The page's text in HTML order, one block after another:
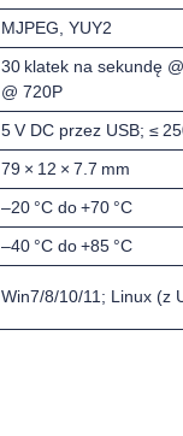
MJPEG, YUY2
30 klatek na sekundę
@ 720P
5 V DC przez USB; ≤
79 × 12 × 7.7 mm
–20 °C do +70 °C
–40 °C do +85 °C
Win7/8/10/11; Linux (z